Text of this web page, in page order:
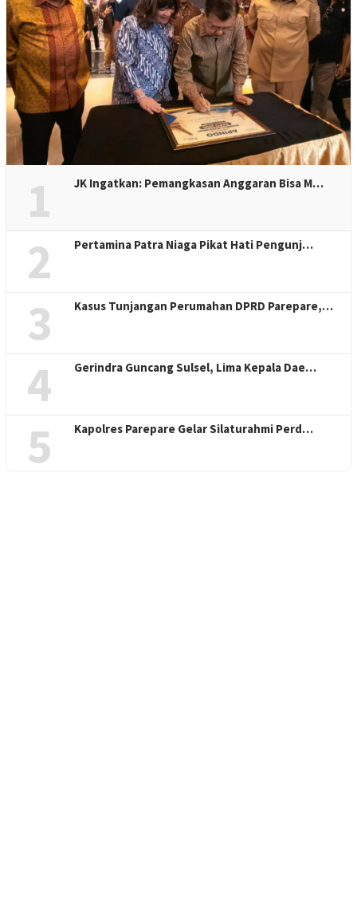
1 JK Ingatkan: Pemangkasan Anggaran Bisa M…
2 Pertamina Patra Niaga Pikat Hati Pengunj…
3 Kasus Tunjangan Perumahan DPRD Parepare,…
4 Gerindra Guncang Sulsel, Lima Kepala Dae…
5 Kapolres Parepare Gelar Silaturahmi Perd…